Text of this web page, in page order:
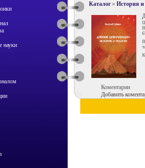
науки
Каталог» История
Коментарии
Добавить